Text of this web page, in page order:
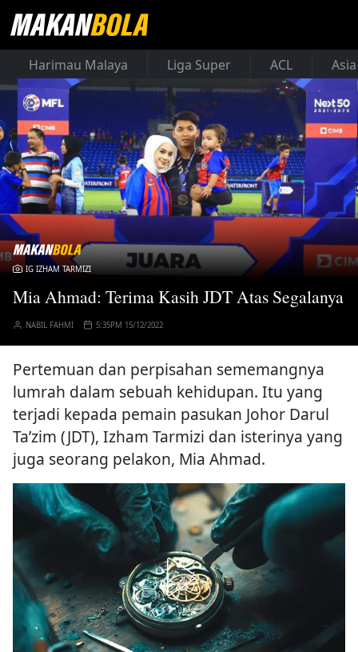
Harimau Malaya Liga Super ACL
IG IZHAM TARMIZI
Mia Ahmad: Terima Kasih JDT Atas Segalanya
NABIL FAHMI 5:35PM 15/12/2022
Pertemuan dan perpisahan sememangnya
lumrah dalam sebuah kehidupan. Itu yang
terjadi kepada pemain pasukan Johor Darul
Ta’zim (JDT), Izham Tarmizi dan isterinya yang
juga seorang pelakon, Mia Ahmad.